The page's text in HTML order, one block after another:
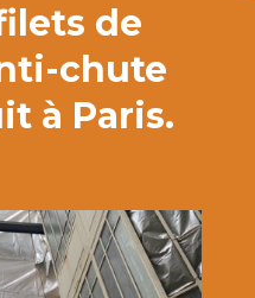
de
chute
à Paris.